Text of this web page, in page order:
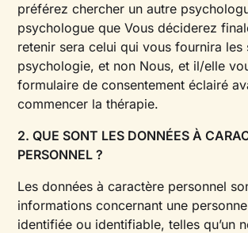
préférez chercher un autre
psychologue que Vous déciderez
retenir sera celui qui vous fournira les
psychologie, et non Nous, et il/elle
formulaire de consentement éclairé
commencer la thérapie.
2. QUE SONT LES DONNÉES À
PERSONNEL ?
Les données à caractère personnel
informations concernant une
identifiée ou identifiable, telles qu’un